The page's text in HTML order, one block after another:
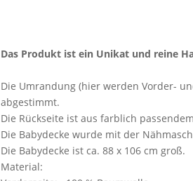
Das Produkt ist ein Unikat und reine
Die Umrandung (hier werden Vorder-
abgestimmt.
Die Rückseite ist aus farblich
Die Babydecke wurde mit der
Die Babydecke ist ca. 88 x 106 cm groß.
Material: